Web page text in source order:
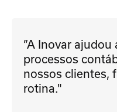
”A Inovar
processos
nossos clientes,
rotina."